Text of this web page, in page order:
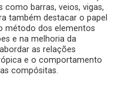
barras, veios, vigas,
também destacar o papel
método dos elementos
e na melhoria da
as relações
e o comportamento
compósitas.